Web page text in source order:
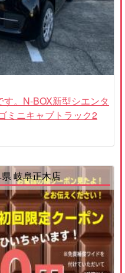
。N-BOX新型シエンタ
ミニキャブトラック2
岐阜正木店